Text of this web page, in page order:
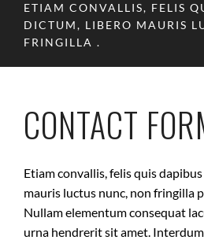
ETIAM CONVALLIS, FELIS
DICTUM, LIBERO MAURIS
FRINGILLA .
CONTACT
Etiam convallis, felis quis
mauris luctus nunc, non fringilla
Nullam elementum consequat
urna hendrerit sit amet.